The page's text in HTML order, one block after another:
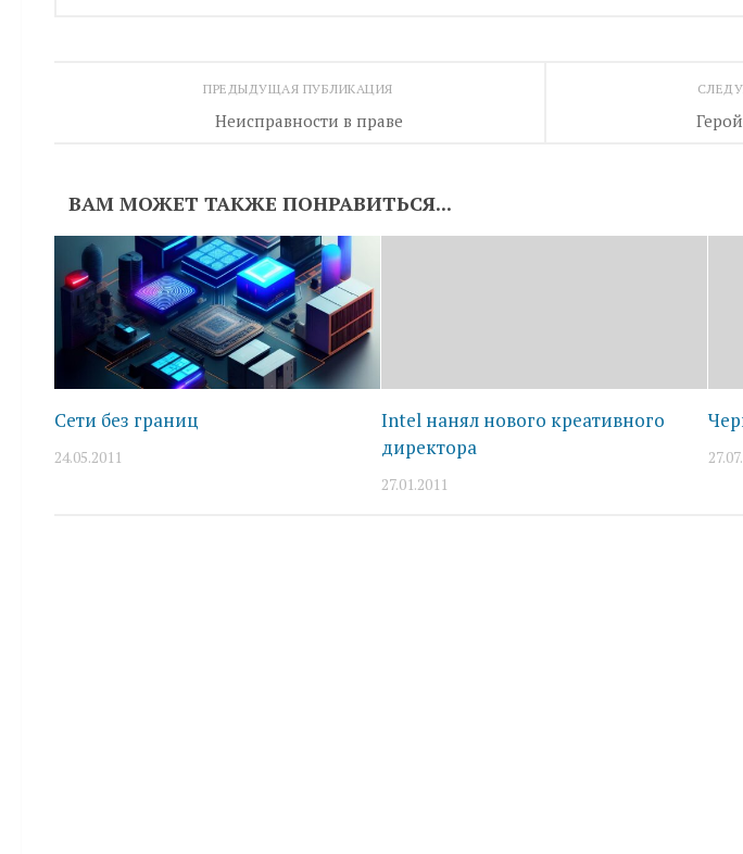
ПРЕДЫДУЩАЯ ПУБЛИКАЦИЯ
Неисправности в праве
ВАМ МОЖЕТ ТАКЖЕ ПОНРАВИТЬСЯ...
Сети без границ
24.05.2011
Intel нанял нового креативного
директора
27.01.2011